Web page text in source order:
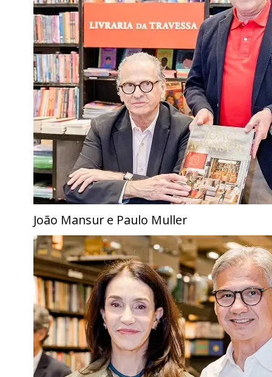
João Mansur e Paulo Muller